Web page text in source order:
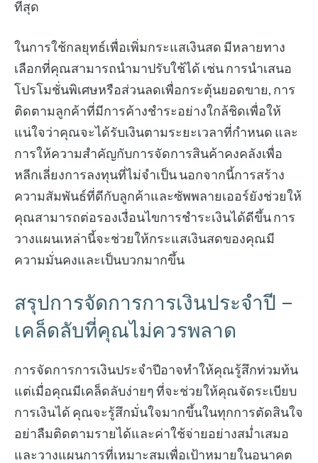
ที่สุด
ในการใช้กลยุทธ์เพื่อเพิ่มกระแสเงินสด มีหลายทาง
เลือกที่คุณสามารถนำมาปรับใช้ได้ เช่น การนำเสนอ
โปรโมชั่นพิเศษหรือส่วนลดเพื่อกระตุ้นยอดขาย, การ
ติดตามลูกค้าที่มีการค้างชำระอย่างใกล้ชิดเพื่อให้
แน่ใจว่าคุณจะได้รับเงินตามระยะเวลาที่กำหนด และ
การให้ความสำคัญกับการจัดการสินค้าคงคลังเพื่อ
หลีกเลี่ยงการลงทุนที่ไม่จำเป็น นอกจากนี้การสร้าง
ความสัมพันธ์ที่ดีกับลูกค้าและซัพพลายเออร์ยังช่วยให้
คุณสามารถต่อรองเงื่อนไขการชำระเงินได้ดีขึ้น การ
วางแผนเหล่านี้จะช่วยให้กระแสเงินสดของคุณมี
ความมั่นคงและเป็นบวกมากขึ้น
สรุปการจัดการการเงินประจำปี –
เคล็ดลับที่คุณไม่ควรพลาด
การจัดการการเงินประจำปีอาจทำให้คุณรู้สึกท่วมท้น
แต่เมื่อคุณมีเคล็ดลับง่ายๆ ที่จะช่วยให้คุณจัดระเบียบ
การเงินได้ คุณจะรู้สึกมั่นใจมากขึ้นในทุกการตัดสินใจ
อย่าลืมติดตามรายได้และค่าใช้จ่ายอย่างสม่ำเสมอ
และวางแผนการที่เหมาะสมเพื่อเป้าหมายในอนาคต